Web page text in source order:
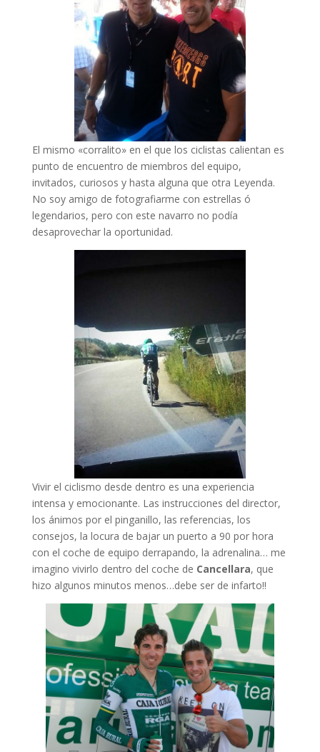
El mismo «corralito» en el que los ciclistas calientan es
punto de encuentro de miembros del equipo,
invitados, curiosos y hasta alguna que otra Leyenda.
No soy amigo de fotografiarme con estrellas ó
legendarios, pero con este navarro no podía
desaprovechar la oportunidad.
Vivir el ciclismo desde dentro es una experiencia
intensa y emocionante. Las instrucciones del director,
los ánimos por el pinganillo, las referencias, los
consejos, la locura de bajar un puerto a 90 por hora
con el coche de equipo derrapando, la adrenalina… me
imagino vivirlo dentro del coche de Cancellara, que
hizo algunos minutos menos…debe ser de infarto!!